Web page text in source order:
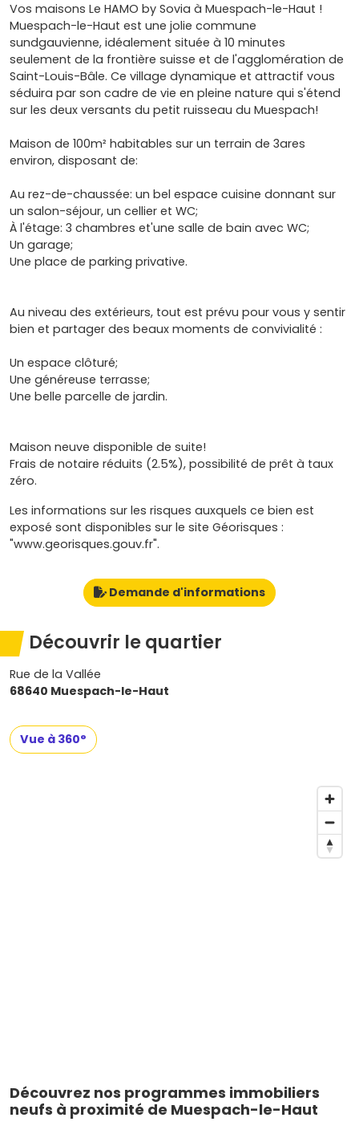
Vos maisons Le HAMO by Sovia à Muespach-le-Haut !
Muespach-le-Haut est une jolie commune
sundgauvienne, idéalement située à 10 minutes
seulement de la frontière suisse et de l'agglomération de
Saint-Louis-Bâle. Ce village dynamique et attractif vous
séduira par son cadre de vie en pleine nature qui s'étend
sur les deux versants du petit ruisseau du Muespach!
Maison de 100m² habitables sur un terrain de 3ares
environ, disposant de:
Au rez-de-chaussée: un bel espace cuisine donnant sur
un salon-séjour, un cellier et WC;
À l'étage: 3 chambres et'une salle de bain avec WC;
Un garage;
Une place de parking privative.
Au niveau des extérieurs, tout est prévu pour vous y sentir
bien et partager des beaux moments de convivialité :
Un espace clôturé;
Une généreuse terrasse;
Une belle parcelle de jardin.
Maison neuve disponible de suite!
Frais de notaire réduits (2.5%), possibilité de prêt à taux
zéro.
Les informations sur les risques auxquels ce bien est
exposé sont disponibles sur le site Géorisques :
"www.georisques.gouv.fr".
Demande d'informations
Découvrir le quartier
Rue de la Vallée
68640 Muespach-le-Haut
Vue à 360°
Découvrez nos programmes immobiliers
neufs à proximité de Muespach-le-Haut